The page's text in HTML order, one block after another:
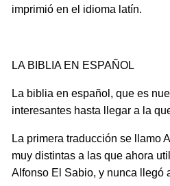
imprimió en el idioma latín.
LA BIBLIA EN ESPAÑOL
La biblia en español, que es
interesantes hasta llegar a la
La primera traducción se llamo
muy distintas a las que ahora
Alfonso El Sabio, y nunca llegó